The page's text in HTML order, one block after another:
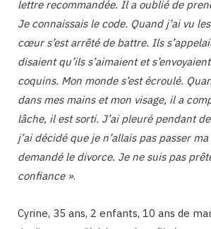
lettre recommandée. Il a oublié de
Je connaissais le code. Quand j’ai vu
cœur s’est arrêté de battre. Ils
disaient qu’ils s’aimaient et
coquins. Mon monde s’est écroulé.
dans mes mains et mon visage, il a
lâche, il est sorti. J’ai pleuré pendant
j’ai décidé que je n’allais pas passer
demandé le divorce. Je ne suis pas
confiance ».
Cyrine, 35 ans, 2 enfants, 10 ans de